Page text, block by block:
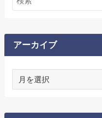
アーカイブ
イ